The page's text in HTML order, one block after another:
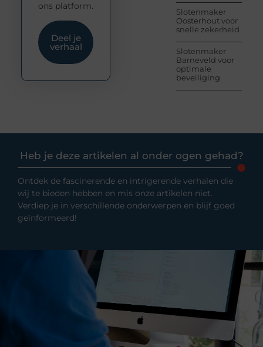
Slotenmaker
Oosterhout voor
snelle zekerheid
Slotenmaker
Barneveld voor
optimale
beveiliging
ons platform.
Deel je
verhaal
Heb je deze artikelen al onder ogen gehad?
Ontdek de fascinerende en intrigerende verhalen die
wij te bieden hebben en mis onze artikelen niet.
Verdiep je in verschillende onderwerpen en blijf goed
geïnformeerd!